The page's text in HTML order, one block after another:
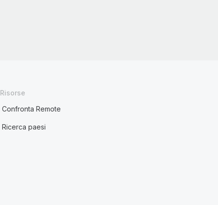
Risorse
Confronta Remote
Ricerca paesi